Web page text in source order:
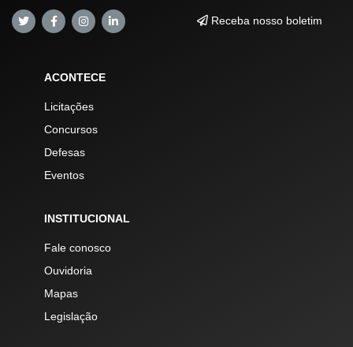
Receba nosso boletim
ACONTECE
Licitações
Concursos
Defesas
Eventos
INSTITUCIONAL
Fale conosco
Ouvidoria
Mapas
Legislação